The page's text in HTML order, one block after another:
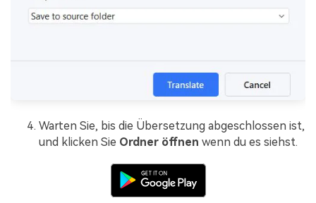
Warten Sie, bis die Übersetzung abgeschlossen ist,
und klicken Sie Ordner öffnen wenn du es siehst.